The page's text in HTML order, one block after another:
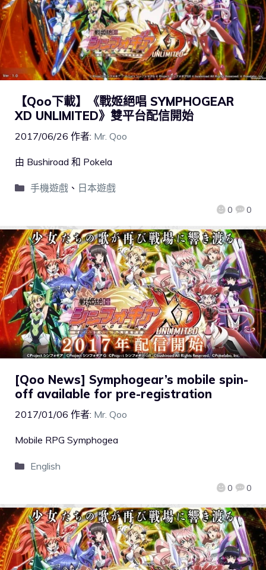
【Qoo下載】《戰姬絕唱 SYMPHOGEAR
XD UNLIMITED》雙平台配信開始
2017/06/26 作者: Mr. Qoo
0 0
由 Bushiroad 和 Pokela
手機遊戲、 日本遊戲
[Qoo News] Symphogear’s mobile spin-
off available for pre-registration
2017/01/06 作者: Mr. Qoo
0 0
Mobile RPG Symphogea
English